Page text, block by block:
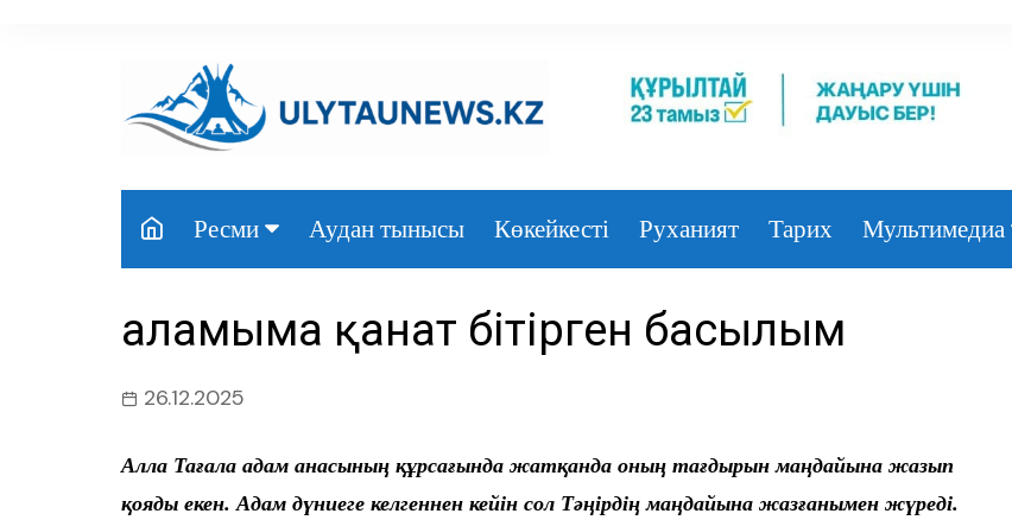
Ресми
Үкімет
Парламент
Аудан тынысы Көкейкесті Руханият Тарих Мультимедиа
Қаламыма қанат бітірген басылым
26.12.2025
Алла Тағала адам анасының құрсағында жатқанда оның тағдырын маңдайына жазып
қояды екен. Адам дүниеге келгеннен кейін сол Тәңірдің маңдайына жазғанымен жүреді.